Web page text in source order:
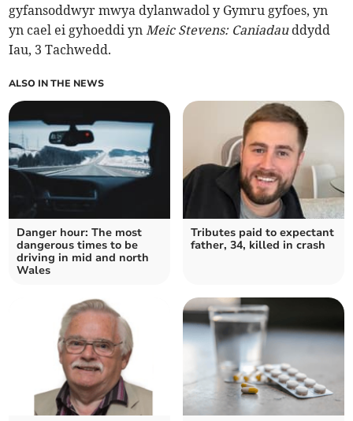
gyfansoddwyr mwya dylanwadol y Gymru gyfoes, yn
yn cael ei gyhoeddi ynMeic Stevens: Caniadauddydd
Iau, 3 Tachwedd.
ALSO IN THE NEWS
Danger hour: The most
dangerous times to be
driving in mid and north
Wales
Tributes paid to expectant
father, 34, killed in crash